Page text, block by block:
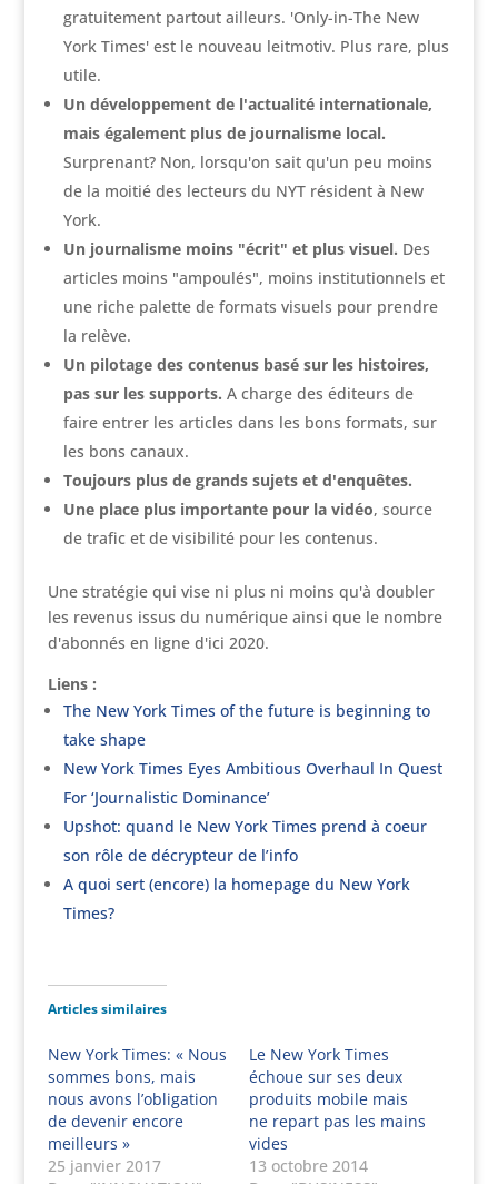
gratuitement partout ailleurs. 'Only-in-The New
York Times' est le nouveau leitmotiv. Plus rare, plus
utile.
Un développement de l'actualité internationale,
mais également plus de journalisme local.
Surprenant? Non, lorsqu'on sait qu'un peu moins
de la moitié des lecteurs du NYT résident à New
York.
Un journalisme moins "écrit" et plus visuel. Des
articles moins "ampoulés", moins institutionnels et
une riche palette de formats visuels pour prendre
la relève.
Un pilotage des contenus basé sur les histoires,
pas sur les supports. A charge des éditeurs de
faire entrer les articles dans les bons formats, sur
les bons canaux.
Toujours plus de grands sujets et d'enquêtes.
Une place plus importante pour la vidéo, source
de trafic et de visibilité pour les contenus.
Une stratégie qui vise ni plus ni moins qu'à doubler
les revenus issus du numérique ainsi que le nombre
d'abonnés en ligne d'ici 2020.
Liens :
The New York Times of the future is beginning to
take shape
New York Times Eyes Ambitious Overhaul In Quest
For ‘Journalistic Dominance’
Upshot: quand le New York Times prend à coeur
son rôle de décrypteur de l’info
A quoi sert (encore) la homepage du New York
Times?
Articles similaires
New York Times: « Nous
sommes bons, mais
nous avons l’obligation
de devenir encore
meilleurs »
25 janvier 2017
Le New York Times
échoue sur ses deux
produits mobile mais
ne repart pas les mains
vides
13 octobre 2014